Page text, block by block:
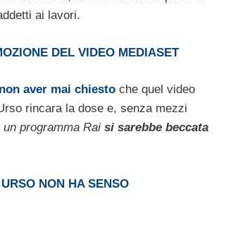
ai lavori.
DEL VIDEO MEDIASET
non aver mai chiesto che quel video
rincara la dose e, senza mezzi
programma Rai si sarebbe beccata
NON HA SENSO